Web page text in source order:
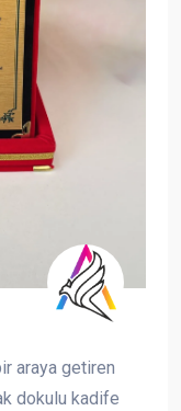
araya getiren
dokulu kadife